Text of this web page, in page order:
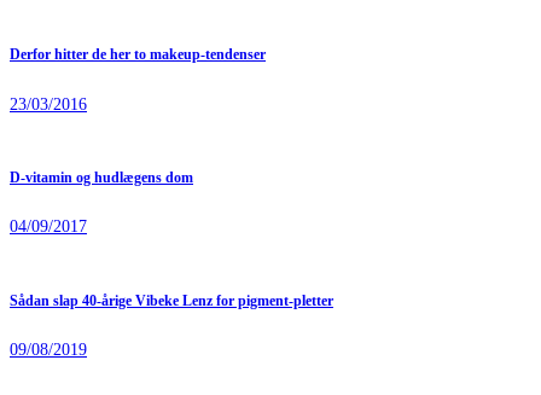
Derfor hitter de her to makeup-tendenser
23/03/2016
D-vitamin og hudlægens dom
04/09/2017
Sådan slap 40-årige Vibeke Lenz for pigment-pletter
09/08/2019